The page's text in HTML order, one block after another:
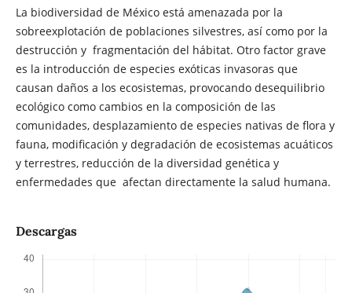
La biodiversidad de México está amenazada por la
sobreexplotación de poblaciones silvestres, así como por la
destrucción y fragmentación del hábitat. Otro factor grave
es la introducción de especies exóticas invasoras que
causan daños a los ecosistemas, provocando desequilibrio
ecológico como cambios en la composición de las
comunidades, desplazamiento de especies nativas de flora y
fauna, modificación y degradación de ecosistemas acuáticos
y terrestres, reducción de la diversidad genética y
enfermedades que afectan directamente la salud humana.
Descargas